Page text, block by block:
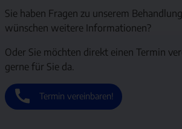
Sie haben Fragen zu unserem
wünschen weitere Informationen?
Oder Sie möchten direkt einen Termin
gerne für Sie da.
Termin vereinbaren!